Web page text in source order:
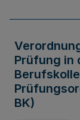
Prüfung in
BK)